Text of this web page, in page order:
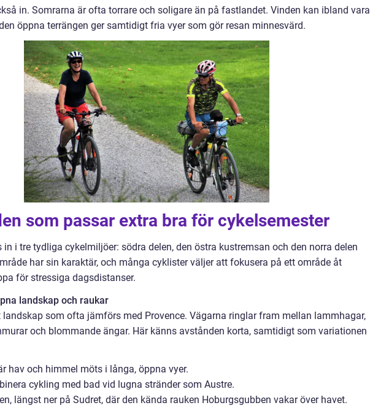
in. Somrarna är ofta torrare och soligare än på fastlandet. Vinden kan ibland vara
öppna terrängen ger samtidigt fria vyer som gör resan minnesvärd.
som passar extra bra för cykelsemester
in i tre tydliga cykelmiljöer: södra delen, den östra kustremsan och den norra delen
har sin karaktär, och många cyklister väljer att fokusera på ett område åt
för stressiga dagsdistanser.
landskap och raukar
landskap som ofta jämförs med Provence. Vägarna ringlar fram mellan lammhagar,
och blommande ängar. Här känns avstånden korta, samtidigt som variationen
hav och himmel möts i långa, öppna vyer.
cykling med bad vid lugna stränder som Austre.
längst ner på Sudret, där den kända rauken Hoburgsgubben vakar över havet.